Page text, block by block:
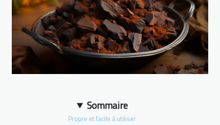
Sommaire
Propre et facile à utiliser